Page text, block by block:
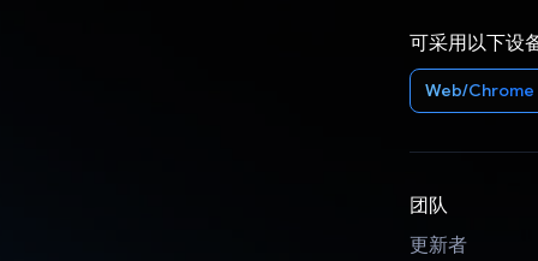
可采用以下设
Web/Chrome
团队
更新者